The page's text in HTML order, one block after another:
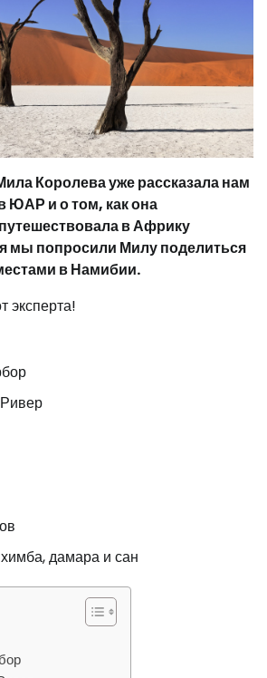
Королева уже рассказала нам
ЮАР и о том, как она
в Африку
мы попросили Милу поделиться
в Намибии.
эксперта!
дамара и сан